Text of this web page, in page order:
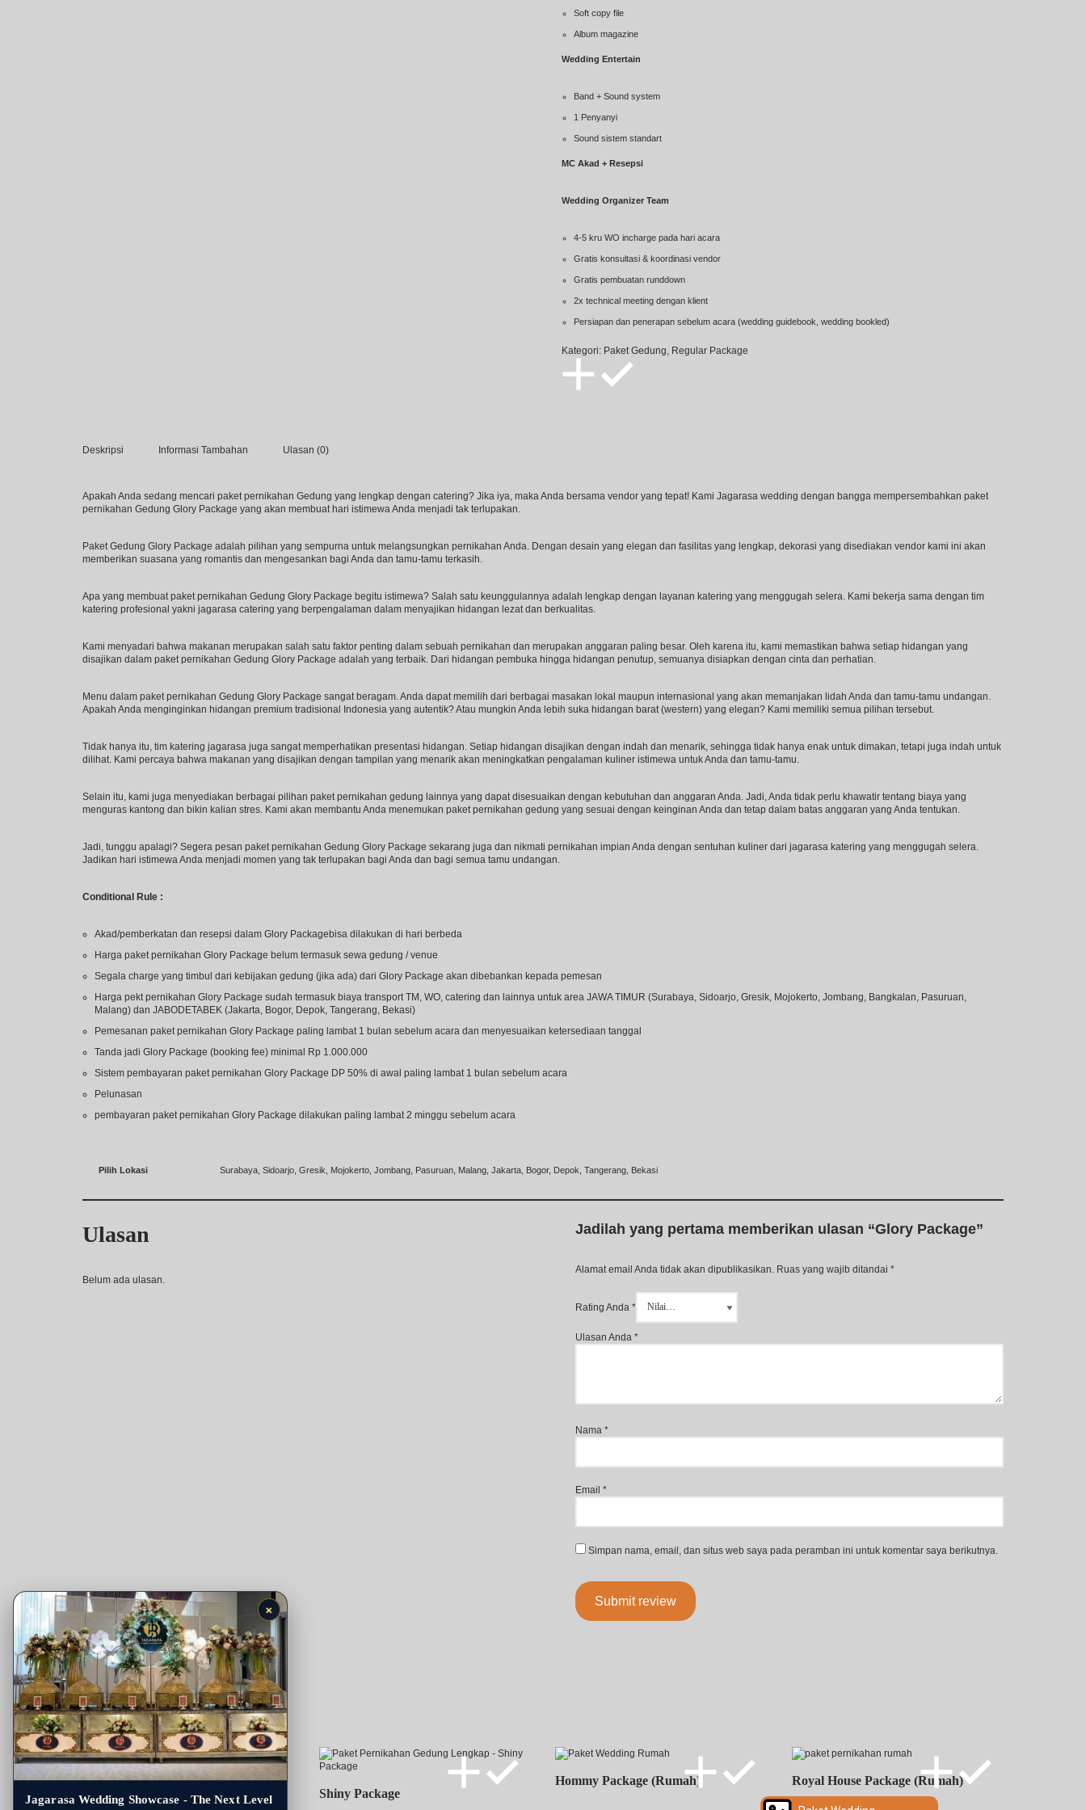
Soft copy file
Album magazine
Wedding Entertain
Band + Sound system
1 Penyanyi
Sound sistem standart
MC Akad + Resepsi
Wedding Organizer Team
4-5 kru WO incharge pada hari acara
Gratis konsultasi & koordinasi vendor
Gratis pembuatan runddown
2x technical meeting dengan klient
Persiapan dan penerapan sebelum acara (wedding guidebook, wedding bookled)
Kategori: Paket Gedung, Regular Package
Deskripsi Informasi Tambahan Ulasan (0)
Apakah Anda sedang mencari paket pernikahan Gedung yang lengkap dengan catering? Jika iya, maka Anda bersama vendor yang tepat! Kami Jagarasa wedding dengan bangga mempersembahkan paket
pernikahan Gedung Glory Package yang akan membuat hari istimewa Anda menjadi tak terlupakan.
Paket Gedung Glory Package adalah pilihan yang sempurna untuk melangsungkan pernikahan Anda. Dengan desain yang elegan dan fasilitas yang lengkap, dekorasi yang disediakan vendor kami ini akan
memberikan suasana yang romantis dan mengesankan bagi Anda dan tamu-tamu terkasih.
Apa yang membuat paket pernikahan Gedung Glory Package begitu istimewa? Salah satu keunggulannya adalah lengkap dengan layanan katering yang menggugah selera. Kami bekerja sama dengan tim
katering profesional yakni jagarasa catering yang berpengalaman dalam menyajikan hidangan lezat dan berkualitas.
Kami menyadari bahwa makanan merupakan salah satu faktor penting dalam sebuah pernikahan dan merupakan anggaran paling besar. Oleh karena itu, kami memastikan bahwa setiap hidangan yang
disajikan dalam paket pernikahan Gedung Glory Package adalah yang terbaik. Dari hidangan pembuka hingga hidangan penutup, semuanya disiapkan dengan cinta dan perhatian.
Menu dalam paket pernikahan Gedung Glory Package sangat beragam. Anda dapat memilih dari berbagai masakan lokal maupun internasional yang akan memanjakan lidah Anda dan tamu-tamu undangan.
Apakah Anda menginginkan hidangan premium tradisional Indonesia yang autentik? Atau mungkin Anda lebih suka hidangan barat (western) yang elegan? Kami memiliki semua pilihan tersebut.
Tidak hanya itu, tim katering jagarasa juga sangat memperhatikan presentasi hidangan. Setiap hidangan disajikan dengan indah dan menarik, sehingga tidak hanya enak untuk dimakan, tetapi juga indah untuk
dilihat. Kami percaya bahwa makanan yang disajikan dengan tampilan yang menarik akan meningkatkan pengalaman kuliner istimewa untuk Anda dan tamu-tamu.
Selain itu, kami juga menyediakan berbagai pilihan paket pernikahan gedung lainnya yang dapat disesuaikan dengan kebutuhan dan anggaran Anda. Jadi, Anda tidak perlu khawatir tentang biaya yang
menguras kantong dan bikin kalian stres. Kami akan membantu Anda menemukan paket pernikahan gedung yang sesuai dengan keinginan Anda dan tetap dalam batas anggaran yang Anda tentukan.
Jadi, tunggu apalagi? Segera pesan paket pernikahan Gedung Glory Package sekarang juga dan nikmati pernikahan impian Anda dengan sentuhan kuliner dari jagarasa katering yang menggugah selera.
Jadikan hari istimewa Anda menjadi momen yang tak terlupakan bagi Anda dan bagi semua tamu undangan.
Conditional Rule :
Akad/pemberkatan dan resepsi dalam Glory Packagebisa dilakukan di hari berbeda
Harga paket pernikahan Glory Package belum termasuk sewa gedung / venue
Segala charge yang timbul dari kebijakan gedung (jika ada) dari Glory Package akan dibebankan kepada pemesan
Harga pekt pernikahan Glory Package sudah termasuk biaya transport TM, WO, catering dan lainnya untuk area JAWA TIMUR (Surabaya, Sidoarjo, Gresik, Mojokerto, Jombang, Bangkalan, Pasuruan,
Malang) dan JABODETABEK (Jakarta, Bogor, Depok, Tangerang, Bekasi)
Pemesanan paket pernikahan Glory Package paling lambat 1 bulan sebelum acara dan menyesuaikan ketersediaan tanggal
Tanda jadi Glory Package (booking fee) minimal Rp 1.000.000
Sistem pembayaran paket pernikahan Glory Package DP 50% di awal paling lambat 1 bulan sebelum acara
Pelunasan
pembayaran paket pernikahan Glory Package dilakukan paling lambat 2 minggu sebelum acara
Pilih Lokasi Surabaya, Sidoarjo, Gresik, Mojokerto, Jombang, Pasuruan, Malang, Jakarta, Bogor, Depok, Tangerang, Bekasi
Ulasan
Belum ada ulasan.
Jadilah yang pertama memberikan ulasan “Glory Package”
Alamat email Anda tidak akan dipublikasikan. Ruas yang wajib ditandai *
Rating Anda *
Ulasan Anda *
Nama *
Email *
Simpan nama, email, dan situs web saya pada peramban ini untuk komentar saya berikutnya.
Produk Terkait
Starny Package
Shiny Package
Hommy Package (Rumah) Royal House Package (Rumah)
×
Jagarasa Wedding Showcase - The Next Level